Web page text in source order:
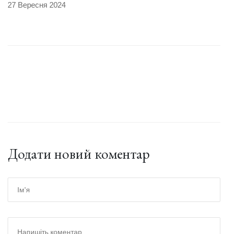
27 Вересня 2024
Додати новий коментар